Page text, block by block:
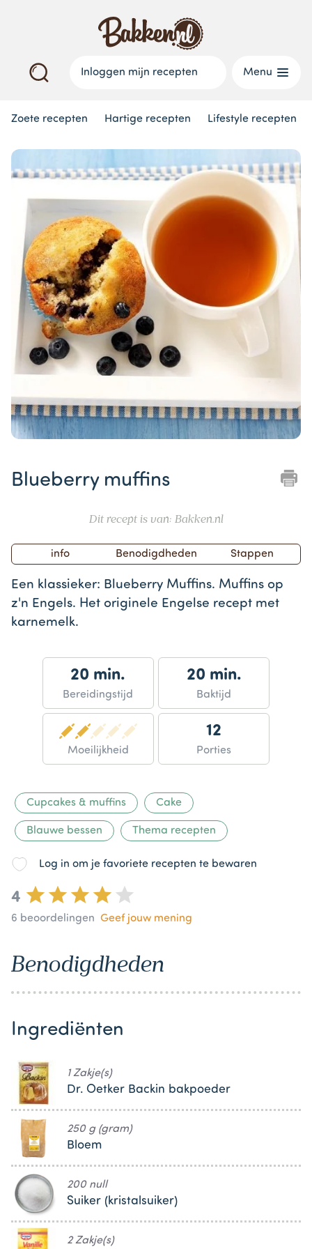
Inloggen mijn recepten Menu
Zoete recepten Hartige recepten Lifestyle recepten
Blueberry muffins
Dit recept is van: Bakken.nl
of
info Benodigdheden Stappen
Een klassieker: Blueberry Muffins. Muffins op
z'n Engels. Het originele Engelse recept met
karnemelk.
20 min.
Bereidingstijd
20 min.
Baktijd
Moeilijkheid
12
Porties
Cupcakes & muffins Cake
Blauwe bessen Thema recepten
Log in om je favoriete recepten te bewaren
4
6 beoordelingen Geef jouw mening
Benodigdheden
Ingrediënten
1 Zakje(s)
Dr. Oetker Backin bakpoeder
250 g (gram)
Bloem
200 null
Suiker (kristalsuiker)
2 Zakje(s)